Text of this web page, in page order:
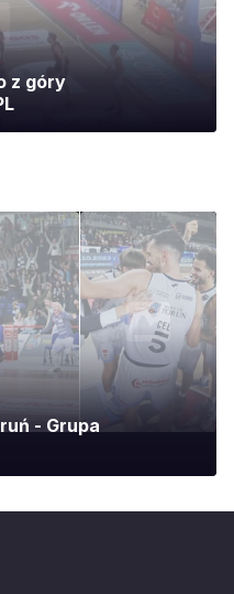
z góry
- Grupa